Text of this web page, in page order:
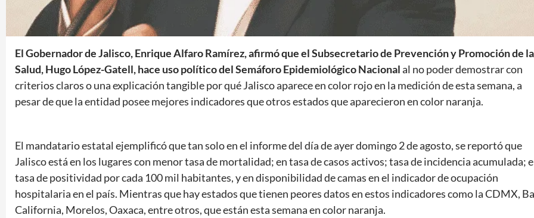
El Gobernador de Jalisco, Enrique Alfaro Ramírez, afirmó que el Subsecretario de Prevención y Promoción de la
Salud, Hugo López-Gatell, hace uso político del Semáforo Epidemiológico Nacionalal no poder demostrar con
criterios claros o una explicación tangible por qué Jalisco aparece en color rojo en la medición de esta semana, a
pesar de que la entidad posee mejores indicadores que otros estados que aparecieron en color naranja.
El mandatario estatal ejemplificó que tan solo en el informe del día de ayer domingo 2 de agosto, se reportó que
Jalisco está en los lugares con menor tasa de mortalidad; en tasa de casos activos; tasa de incidencia acumulada;
tasa de positividad por cada 100 mil habitantes, y en disponibilidad de camas en el indicador de ocupación
hospitalaria en el país. Mientras que hay estados que tienen peores datos en estos indicadores como la CDMX,
California, Morelos, Oaxaca, entre otros, que están esta semana en color naranja.